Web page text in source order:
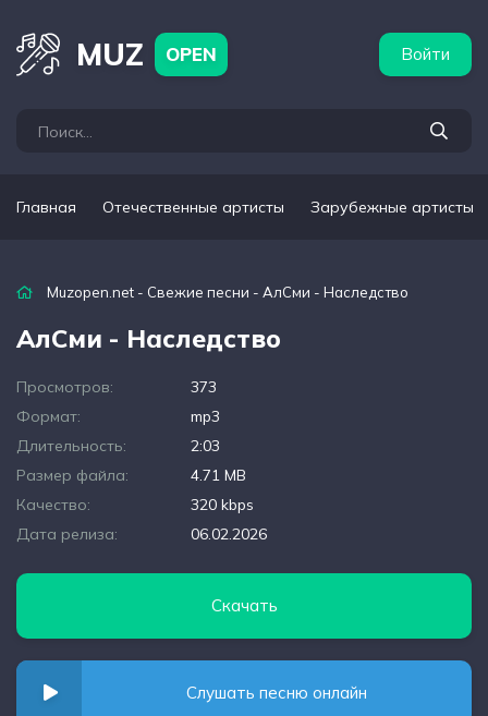
MUZ OPEN Войти
Главная Отечественные артисты Зарубежные артисты
Muzopen.net - Свежие песни - АлСми - Наследство
АлСми - Наследство
Просмотров:
373
Формат:
mp3
Длительность:
2:03
Размер файла:
4.71 MB
Качество:
320 kbps
Дата релиза:
06.02.2026
Скачать
Слушать песню онлайн
артисты Популярные подборки